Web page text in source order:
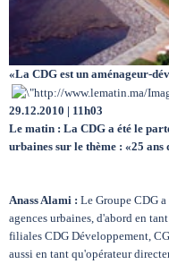
Evenements
Contact
«La CDG est un aménageur-
29.12.2010 | 11h03
Le matin : La CDG a été le
urbaines sur le thème : «25
Anass Alami : Le Groupe CDG
agences urbaines, d'abord en
filiales CDG Développement,
aussi en tant qu'opérateur